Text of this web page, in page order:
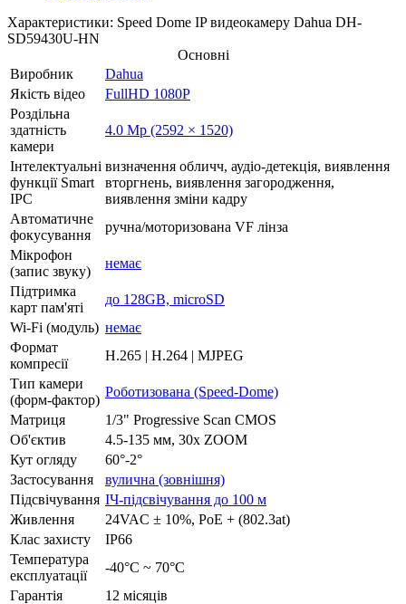
Характеристики: Speed Dome IP видеокамеру Dahua DH-
SD59430U-HN
Основні
Виробник
Dahua
Якість відео
FullHD 1080P
Роздільна
здатність
камери
4.0 Mp (2592 × 1520)
Інтелектуальні
функції Smart
IPC
визначення обличч, аудіо-детекція, виявлення
вторгнень, виявлення загородження,
виявлення зміни кадру
Автоматичне
фокусування
ручна/моторизована VF лінза
Мікрофон
(запис звуку)
немає
Підтримка
карт пам'яті
до 128GB, microSD
Wi-Fi (модуль) немає
Формат
компресії
H.265 | H.264 | MJPEG
Тип камери
(форм-фактор)
Роботизована (Speed-Dome)
Матриця
1/3" Progressive Scan CMOS
Об'єктив
4.5-135 мм, 30x ZOOM
Кут огляду
60°-2°
Застосування
вулична (зовнішня)
Підсвічування ІЧ-підсвічування до 100 м
Живлення
24VAC ± 10%, РоЕ + (802.3at)
Клас захисту
IP66
Температура
експлуатації
-40°C ~ 70°C
Гарантія
12 місяців